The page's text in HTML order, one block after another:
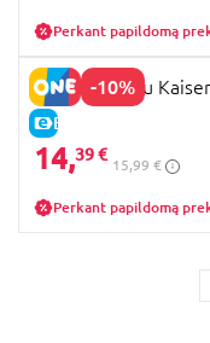
Perkant papildomą
-10%
E-KAINA
YUME Jujutsu
14,39 €
15,99 €
Perkant papildomą